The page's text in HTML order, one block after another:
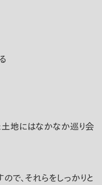
土地にはなかなか巡り会
で、それらをしっかりと